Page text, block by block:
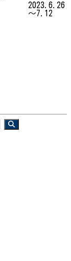
2023.6.26
～7.12